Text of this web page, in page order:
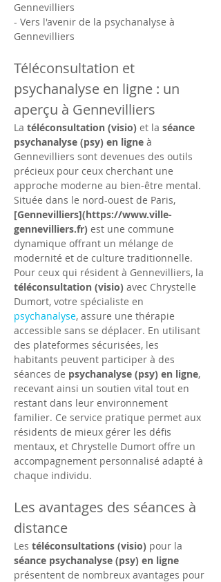
Gennevilliers
- Vers l'avenir de la psychanalyse à
Gennevilliers
Téléconsultation et
psychanalyse en ligne : un
aperçu à Gennevilliers
La téléconsultation (visio) et la séance
psychanalyse (psy) en ligne à
Gennevilliers sont devenues des outils
précieux pour ceux cherchant une
approche moderne au bien-être mental.
Située dans le nord-ouest de Paris,
[Gennevilliers](https://www.ville-
gennevilliers.fr) est une commune
dynamique offrant un mélange de
modernité et de culture traditionnelle.
Pour ceux qui résident à Gennevilliers, la
téléconsultation (visio) avec Chrystelle
Dumort, votre spécialiste en
psychanalyse, assure une thérapie
accessible sans se déplacer. En utilisant
des plateformes sécurisées, les
habitants peuvent participer à des
séances de psychanalyse (psy) en ligne,
recevant ainsi un soutien vital tout en
restant dans leur environnement
familier. Ce service pratique permet aux
résidents de mieux gérer les défis
mentaux, et Chrystelle Dumort offre un
accompagnement personnalisé adapté à
chaque individu.
Les avantages des séances à
distance
Les téléconsultations (visio) pour la
séance psychanalyse (psy) en ligne
présentent de nombreux avantages pour